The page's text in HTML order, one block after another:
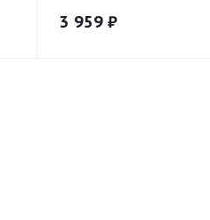
3 959 ₽